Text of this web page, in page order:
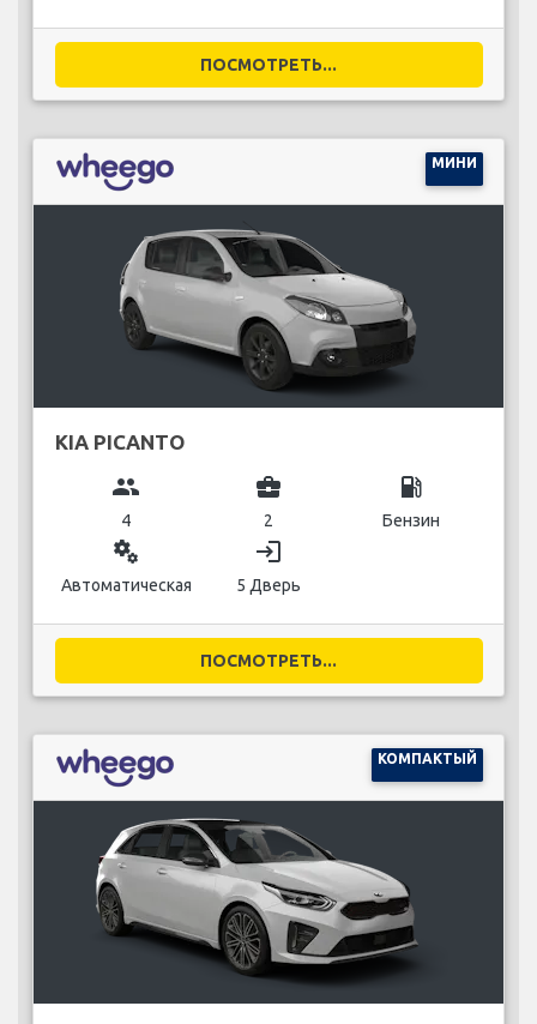
ПОСМОТРЕТЬ...
МИНИ
KIA PICANTO
group
4
business_center
2
local_gas_station
Бензин
miscellaneous_services
Автоматическая
login
5 Дверь
ПОСМОТРЕТЬ...
КОМПАКТЫЙ